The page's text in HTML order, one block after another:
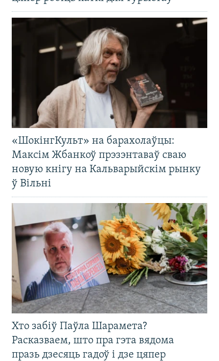
«ШокінгКульт» на барахолаўцы:
Максім Жбанкоў прэзэнтаваў сваю
новую кнігу на Кальварыйскім рынку
ў Вільні
Хто забіў Паўла Шарамета?
Расказваем, што пра гэта вядома
празь дзесяць гадоў і дзе цяпер